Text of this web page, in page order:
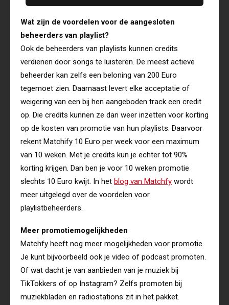
Wat zijn de voordelen voor de aangesloten
beheerders van playlist?
Ook de beheerders van playlists kunnen credits
verdienen door songs te luisteren. De meest actieve
beheerder kan zelfs een beloning van 200 Euro
tegemoet zien. Daarnaast levert elke acceptatie of
weigering van een bij hen aangeboden track een credit
op. Die credits kunnen ze dan weer inzetten voor korting
op de kosten van promotie van hun playlists. Daarvoor
rekent Matchify 10 Euro per week voor een maximum
van 10 weken. Met je credits kun je echter tot 90%
korting krijgen. Dan ben je voor 10 weken promotie
slechts 10 Euro kwijt. In het blog van Matchfy wordt
meer uitgelegd over de voordelen voor
playlistbeheerders.
Meer promotiemogelijkheden
Matchfy heeft nog meer mogelijkheden voor promotie.
Je kunt bijvoorbeeld ook je video of podcast promoten.
Of wat dacht je van aanbieden van je muziek bij
TikTokkers of op Instagram? Zelfs promoten bij
muziekbladen en radiostations zit in het pakket.